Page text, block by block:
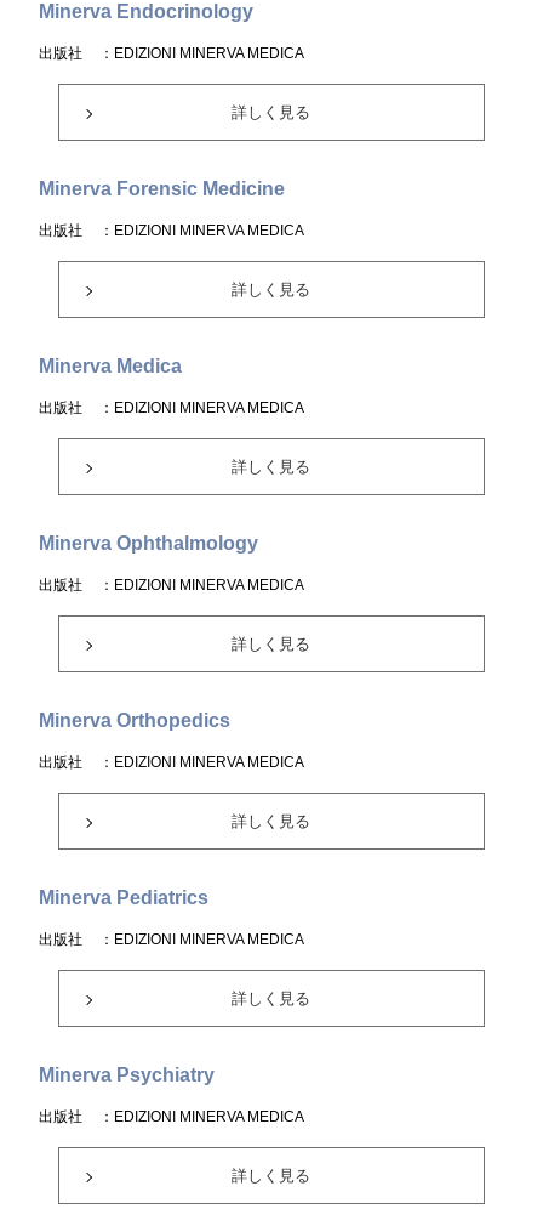
Minerva Endocrinology
出版社 ：EDIZIONI MINERVA MEDICA
詳しく見る
Minerva Forensic Medicine
出版社 ：EDIZIONI MINERVA MEDICA
詳しく見る
Minerva Medica
出版社 ：EDIZIONI MINERVA MEDICA
詳しく見る
Minerva Ophthalmology
出版社 ：EDIZIONI MINERVA MEDICA
詳しく見る
Minerva Orthopedics
出版社 ：EDIZIONI MINERVA MEDICA
詳しく見る
Minerva Pediatrics
出版社 ：EDIZIONI MINERVA MEDICA
詳しく見る
Minerva Psychiatry
出版社 ：EDIZIONI MINERVA MEDICA
詳しく見る